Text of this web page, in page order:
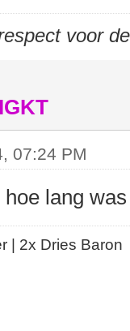
voor
07:24 PM
hoe lang
| 2x Dries Baron